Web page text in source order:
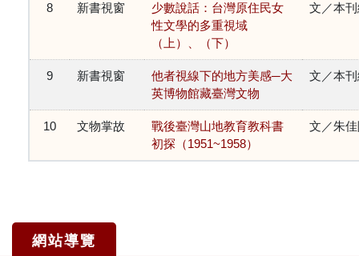
8 新書視窗
少數說話：台灣原住民女
性文學的多重視域
（上）、（下）
文／本
9 新書視窗
他者視線下的地方美感─大
英博物館藏臺灣文物
文／本
10 文物掌故
戰後臺灣山地教育教科書
初探（1951~1958）
文／朱
網站導覽